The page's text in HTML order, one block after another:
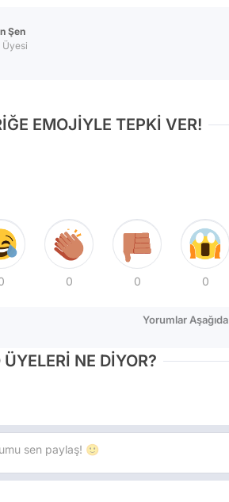
Şen
Üyesi
EMOJİYLE TEPKİ VER!
0 0 0
Yorumlar Aşağıda
ÜYELERİ NE DİYOR?